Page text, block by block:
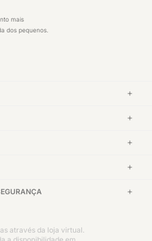
mais
dos pequenos.
através da loja virtual.